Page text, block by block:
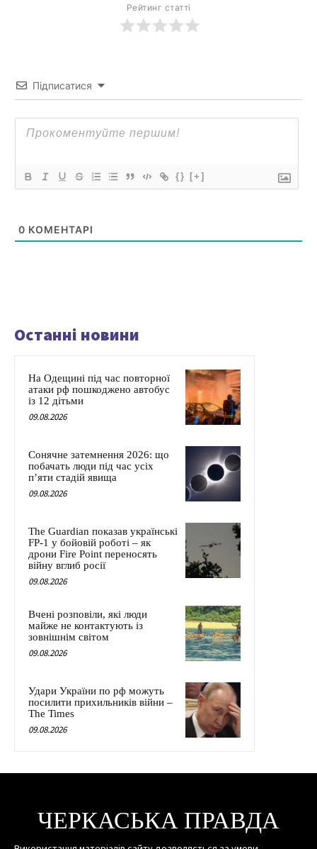
Рейтинг статті
Підписатися
{} [+]
0 КОМЕНТАРІ
Останні новини
На Одещині під час повторної
атаки рф пошкоджено автобус
із 12 дітьми
09.08.2026
Сонячне затемнення 2026: що
побачать люди під час усіх
п’яти стадій явища
09.08.2026
The Guardian показав українські
FP-1 у бойовій роботі – як
дрони Fire Point переносять
війну вглиб росії
09.08.2026
Вчені розповіли, які люди
майже не контактують із
зовнішнім світом
09.08.2026
Удари України по рф можуть
посилити прихильників війни –
The Times
09.08.2026
ЧЕРКАСЬКА ПРАВДА